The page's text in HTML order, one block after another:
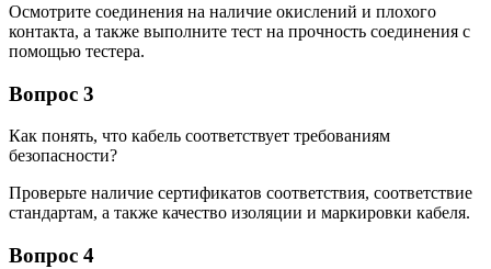
Осмотрите соединения на наличие окислений и плохого
контакта, а также выполните тест на прочность соединения с
помощью тестера.
Вопрос 3
Как понять, что кабель соответствует требованиям
безопасности?
Проверьте наличие сертификатов соответствия, соответствие
стандартам, а также качество изоляции и маркировки кабеля.
Вопрос 4